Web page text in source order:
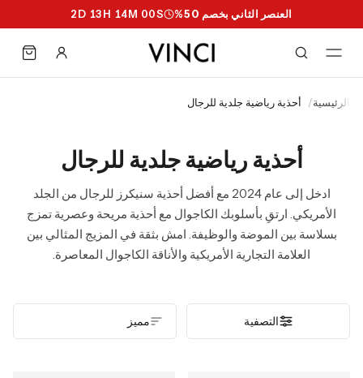
العنصر الثاني بخصم 50% 2D 13H 13M 59S
الرئيسية/ أحذية رياضية جلدية للرجال
أحذية رياضية جلدية للرجال
ادخل إلى عام 2024 مع أفضل أحذية سنيكرز للرجال من الجلد
الأمريكي. ارتقِ بأسلوبك الكاجوال مع أحذية مريحة وعصرية تمزج
بسلاسة بين الموضة والوظيفة. امش بثقة في المزيج المثالي بين
العلامة التجارية الأمريكية والأناقة الكاجوال المعاصرة.
التصفية